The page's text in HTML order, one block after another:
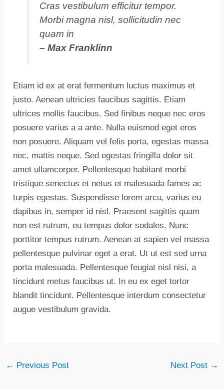
Cras vestibulum efficitur tempor.
Morbi magna nisl, sollicitudin nec
quam in
– Max Franklinn
Etiam id ex at erat fermentum luctus maximus et
justo. Aenean ultricies faucibus sagittis. Etiam
ultrices mollis faucibus. Sed finibus neque nec eros
posuere varius a a ante. Nulla euismod eget eros
non posuere. Aliquam vel felis porta, egestas massa
nec, mattis neque. Sed egestas fringilla dolor sit
amet ullamcorper. Pellentesque habitant morbi
tristique senectus et netus et malesuada fames ac
turpis egestas. Suspendisse lorem arcu, varius eu
dapibus in, semper id nisl. Praesent sagittis quam
non est rutrum, eu tempus dolor sodales. Nunc
porttitor tempus rutrum. Aenean at sapien vel massa
pellentesque pulvinar eget a erat. Ut ut est sed urna
porta malesuada. Pellentesque feugiat nisl nisi, a
tincidunt metus faucibus ut. In eu ex eget tortor
blandit tincidunt. Pellentesque interdum consectetur
augue vestibulum gravida.
← Previous Post Next Post →